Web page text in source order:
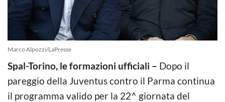
Marco Alpozzi/LaPresse
Spal-Torino, le formazioni ufficiali – Dopo il
pareggio della Juventus contro il Parma continua
il programma valido per la 22^ giornata del